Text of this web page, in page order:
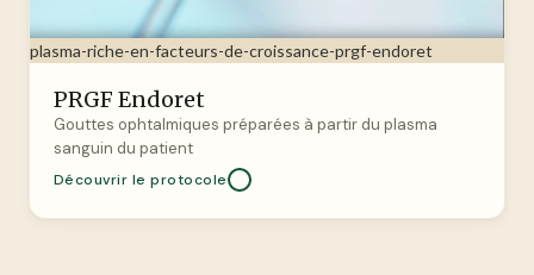
plasma-riche-en-facteurs-de-croissance-prgf-endoret
PRGF Endoret
Gouttes ophtalmiques préparées à partir du plasma
sanguin du patient
Découvrir le protocole